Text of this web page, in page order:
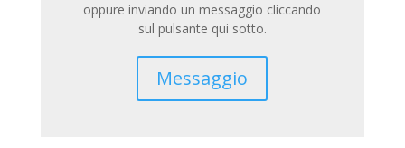
oppure inviando un messaggio cliccando
sul pulsante qui sotto.
Messaggio